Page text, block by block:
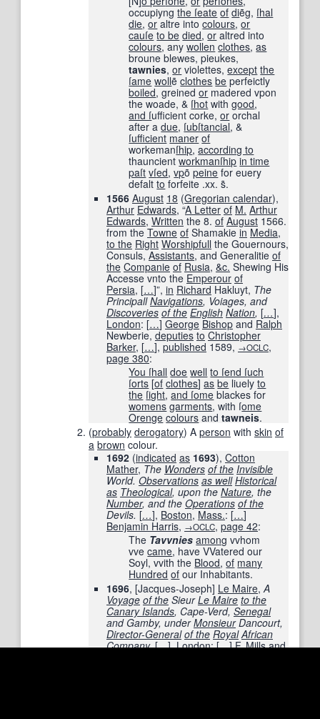
occupiyngthe ſeate of diẽg, ſhal
die,or altre intocolours,or
cauſe to be died,or altred into
colours, anywollen clothes,as
broune blewes, pieukes,
tawnies,or violettes,except the
ſame wollẽclothes be perfeictly
boiled, greinedor madered vpon
the woade, & ſhot withgood,
and ſufficient corke,or orchal
after adue, ſubſtancial, &
ſufficient maner of
workemanſhip,according to
thauncientworkmanſhip in time
paſt vſed,vpõpeine for euery
defaltto forfeite .xx. s̃.
1566 August 18 (Gregorian calendar),
Arthur Edwards, “A Letter of M. Arthur
Edwards, Written the 8. of August 1566.
from the Towne of Shamakie in Media,
to the Right Worshipfull the Gouernours,
Consuls, Assistants, and Generalitie of
the Companie of Rusia, &c. Shewing His
Accesse vnto the Emperour of
Persia, […]”, in Richard Hakluyt, The
PrincipallNavigations, Voiages, and
Discoveries of the English Nation, […],
London: […] George Bishop and Ralph
Newberie, deputies to Christopher
Barker, […], published 1589, →OCLC,
page 380:
You ſhall doe well to ſend ſuch
ſorts [of clothes]as be liuelyto
the ſight,and ſome blackes for
womens garments, with ſome
Orenge colours andtawneis.
(probably derogatory) A person with skin of
a brown colour.
1692 (indicated as 1693), Cotton
Mather, The Wonders of the Invisible
World. Observations as well Historical
as Theological, upon the Nature, the
Number, and the Operations of the
Devils. […], Boston, Mass.: […]
Benjamin Harris, →OCLC, page 42:
The Tavvnies among vvhom
vvecame, have VVatered our
Soyl, vvith the Blood,of many
Hundred of our Inhabitants.
1696, [Jacques-Joseph] Le Maire,A
Voyage of the SieurLe Maire to the
Canary Islands, Cape-Verd, Senegal
and Gamby, underMonsieurDancourt,
Director-General of the Royal African
Company. […],London:[…] F. Millsand